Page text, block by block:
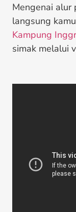
Mengenai alur
langsung
Kampung
simak melalui